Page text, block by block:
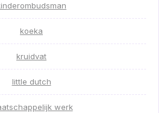
koeka
kruidvat
little dutch
werk